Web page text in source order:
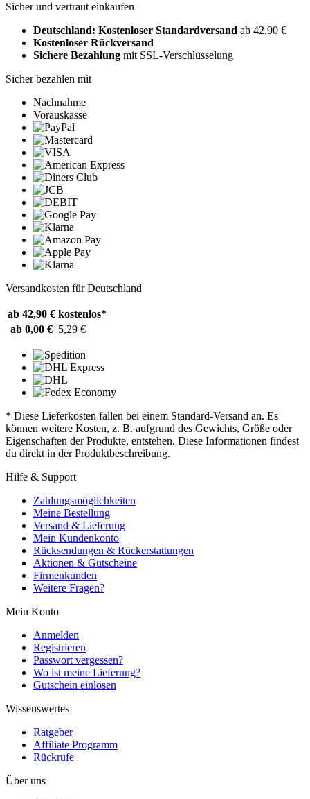
Sicher und vertraut einkaufen
Deutschland: Kostenloser Standardversand ab 42,90 €
Kostenloser Rückversand
Sichere Bezahlung mit SSL-Verschlüsselung
Sicher bezahlen mit
Nachnahme
Vorauskasse
Versandkosten für Deutschland
ab 42,90 € kostenlos*
ab 0,00 € 5,29 €
* Diese Lieferkosten fallen bei einem Standard-Versand an. Es
können weitere Kosten, z. B. aufgrund des Gewichts, Größe oder
Eigenschaften der Produkte, entstehen. Diese Informationen findest
du direkt in der Produktbeschreibung.
Hilfe & Support
Zahlungsmöglichkeiten
Meine Bestellung
Versand & Lieferung
Mein Kundenkonto
Rücksendungen & Rückerstattungen
Aktionen & Gutscheine
Firmenkunden
Weitere Fragen?
Mein Konto
Anmelden
Registrieren
Passwort vergessen?
Wo ist meine Lieferung?
Gutschein einlösen
Wissenswertes
Ratgeber
Affiliate Programm
Rückrufe
Über uns